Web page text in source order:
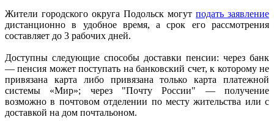
Жители городского округа Подольск могут подать заявление
дистанционно в удобное время, а срок его рассмотрения
составляет до 3 рабочих дней.
Доступны следующие способы доставки пенсии: через банк
— пенсия может поступать на банковский счет, к которому не
привязана карта либо привязана только карта платежной
системы «Мир»; через "Почту России" — получение
возможно в почтовом отделении по месту жительства или с
доставкой на дом почтальоном.